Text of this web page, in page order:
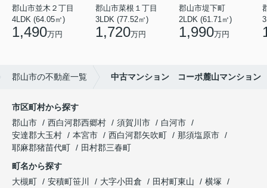
郡山市並木２丁目
4LDK (64.05㎡)
1,490万円
郡山市菜根１丁目
3LDK (77.52㎡)
1,720万円
郡山市堤下町
2LDK (61.71㎡)
1,990万円
郡山市の不動産一覧 中古マンション コーポ麓山マンション
市区町村から探す
郡山市
西白河郡西郷村 須賀川市
白河市
安達郡大玉村
本宮市 西白河郡矢吹町
那須塩原市
耶麻郡猪苗代町
田村郡三春町
町名から探す
大槻町
安積町笹川 大字小田倉 田村町東山
横塚